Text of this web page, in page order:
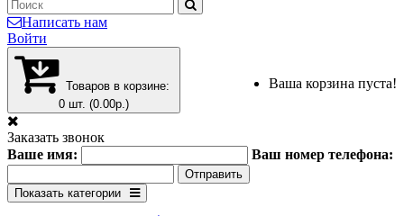
Написать нам
Войти
Товаров в корзине:
0 шт. (0.00р.)
Ваша корзина пуста!
Заказать звонок
Ваше имя:
Ваш номер телефона:
Показать категории